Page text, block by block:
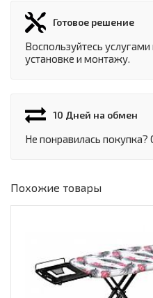
Готовое решение
Воспользуйтесь
установке и монтажу.
10 Дней на обмен
Не понравилась
Похожие товары